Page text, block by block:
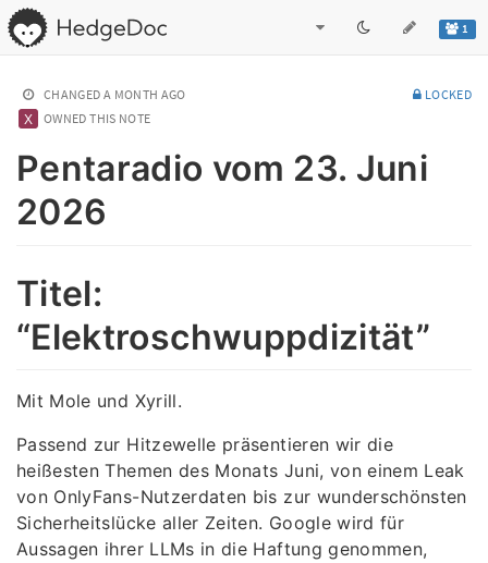
1
CHANGED A MONTH AGO
LOCKED
OWNED THIS NOTE
Pentaradio vom 23. Juni
2026
Titel:
“Elektroschwuppdizität”
Mit Mole und Xyrill.
Passend zur Hitzewelle präsentieren wir die
heißesten Themen des Monats Juni, von einem Leak
von OnlyFans-Nutzerdaten bis zur wunderschönsten
Sicherheitslücke aller Zeiten. Google wird für
Aussagen ihrer LLMs in die Haftung genommen,